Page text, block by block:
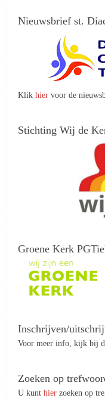
Nieuwsbrief st.
Klik hier voor de
Stichting Wij de
Groene Kerk
Inschrijven/
Voor meer info, kijk bij
Zoeken op
U kunt hier zoeken op